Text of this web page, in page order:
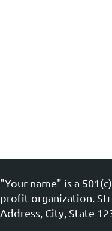
"Your name" is a
profit organization.
Address, City, State